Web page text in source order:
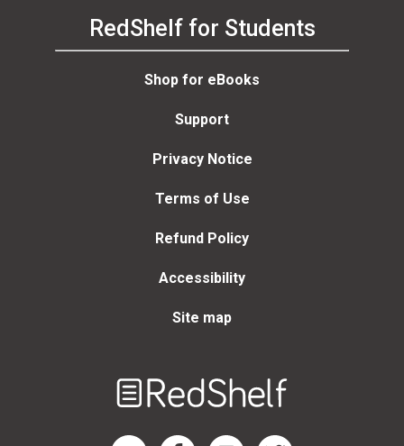
RedShelf for Students
Shop for eBooks
Support
Privacy Notice
Terms of Use
Refund Policy
Accessibility
Site map